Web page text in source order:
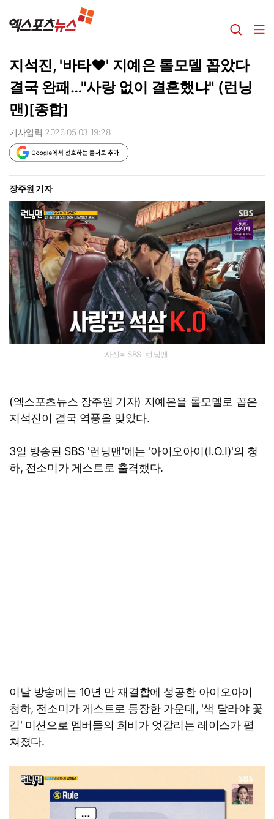
지석진, '바타♥' 지예은 롤모델 꼽았다
결국 완패…"사랑 없이 결혼했냐" (런닝
맨)[종합]
기사입력 2026.05.03 19:28
장주원 기자
사진= SBS '런닝맨'
(엑스포츠뉴스 장주원 기자) 지예은을 롤모델로 꼽은
지석진이 결국 역풍을 맞았다.
3일 방송된 SBS '런닝맨'에는 '아이오아이(I.O.I)'의 청
하, 전소미가 게스트로 출격했다.
이날 방송에는 10년 만 재결합에 성공한 아이오아이
청하, 전소미가 게스트로 등장한 가운데, '색 달라야 꽃
길' 미션으로 멤버들의 희비가 엇갈리는 레이스가 펼
쳐졌다.